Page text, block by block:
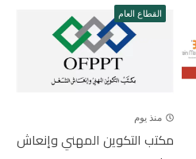
القطاع العام
منذ يوم
مكتب التكوين المهني وإنعاش